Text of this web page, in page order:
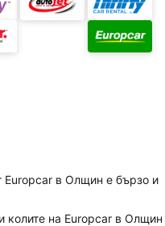
Europcar в Олщин е бързо и
колите на Europcar в Олщин